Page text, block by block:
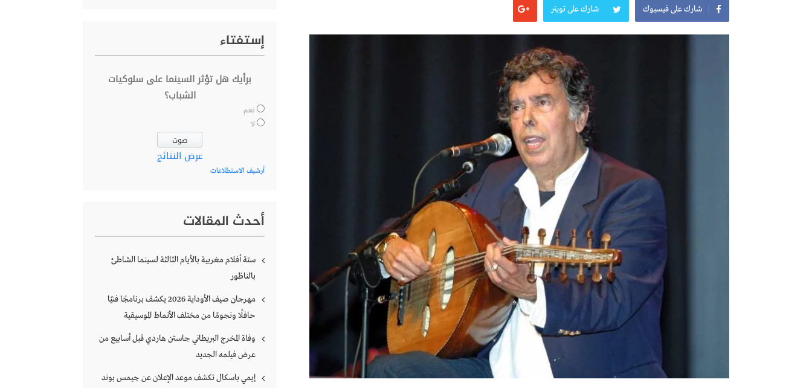
شارك على فيسبوك شارك على تويتر
إستفتاء
برأيك هل تؤثر السينما على سلوكيات
الشباب؟
نعم
لا
عرض النتائج
أرشيف الاستطلاعات
أحدث المقالات
ستة أفلام مغربية بالأيام الثالثة لسينما الشاطئ
بالناظور
مهرجان صيف الأوداية 2026 يكشف برنامجًا فنيًا
حافلًا ونجومًا من مختلف الأنماط الموسيقية
وفاة المخرج البريطاني جاستن هاردي قبل أسابيع من
عرض فيلمه الجديد
إيمي باسكال تكشف موعد الإعلان عن جيمس بوند